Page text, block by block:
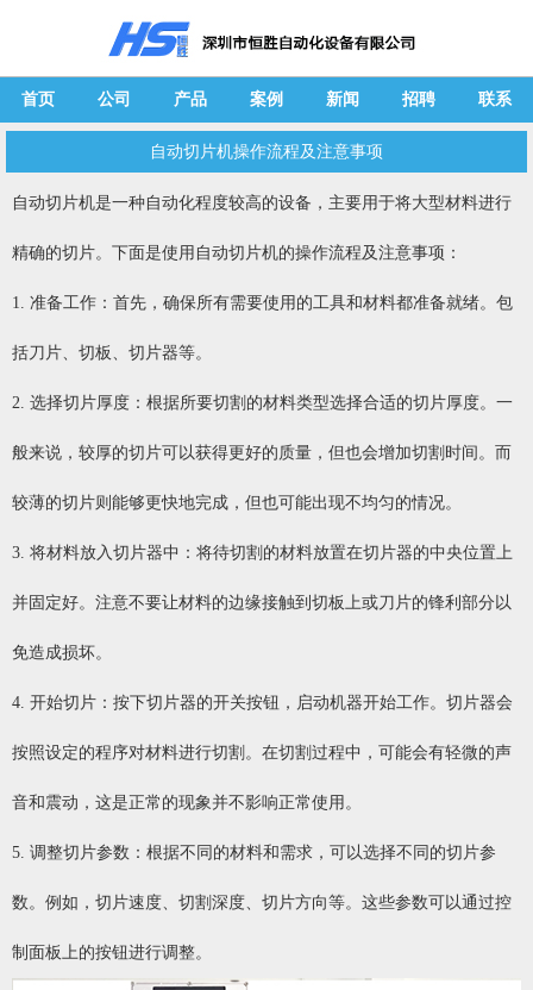
首页 公司 产品 案例 新闻 招聘 联系
自动切片机操作流程及注意事项
自动切片机是一种自动化程度较高的设备，主要用于将大型材料进行
精确的切片。下面是使用自动切片机的操作流程及注意事项：
1. 准备工作：首先，确保所有需要使用的工具和材料都准备就绪。包
括刀片、切板、切片器等。
2. 选择切片厚度：根据所要切割的材料类型选择合适的切片厚度。一
般来说，较厚的切片可以获得更好的质量，但也会增加切割时间。而
较薄的切片则能够更快地完成，但也可能出现不均匀的情况。
3. 将材料放入切片器中：将待切割的材料放置在切片器的中央位置上
并固定好。注意不要让材料的边缘接触到切板上或刀片的锋利部分以
免造成损坏。
4. 开始切片：按下切片器的开关按钮，启动机器开始工作。切片器会
按照设定的程序对材料进行切割。在切割过程中，可能会有轻微的声
音和震动，这是正常的现象并不影响正常使用。
5. 调整切片参数：根据不同的材料和需求，可以选择不同的切片参
数。例如，切片速度、切割深度、切片方向等。这些参数可以通过控
制面板上的按钮进行调整。